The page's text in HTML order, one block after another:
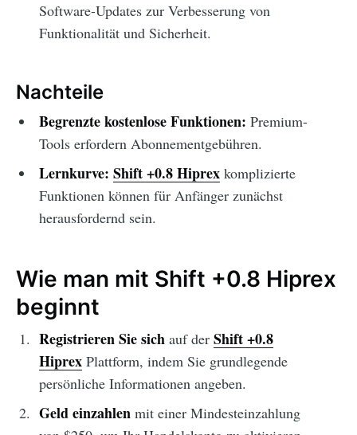
Software-Updates zur Verbesserung von
Funktionalität und Sicherheit.
Nachteile
Begrenzte kostenlose Funktionen: Premium-
Tools erfordern Abonnementgebühren.
Lernkurve: Shift +0.8 Hiprexkomplizierte
Funktionen können für Anfänger zunächst
herausfordernd sein.
Wie man mit Shift +0.8 Hiprex
beginnt
Registrieren Sie sichauf der Shift +0.8
HiprexPlattform, indem Sie grundlegende
persönliche Informationen angeben.
Geld einzahlenmit einer Mindesteinzahlung